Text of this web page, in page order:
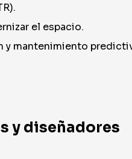
el espacio.
mantenimiento
y diseñadores